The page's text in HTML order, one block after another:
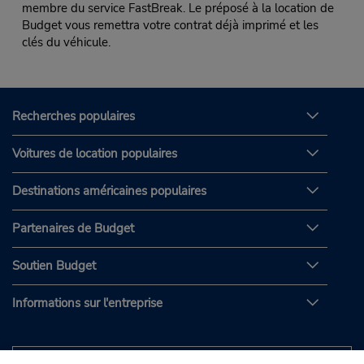
membre du service FastBreak. Le préposé à la location de
Budget vous remettra votre contrat déjà imprimé et les
clés du véhicule.
Recherches populaires
Voitures de location populaires
Destinations américaines populaires
Partenaires de Budget
Soutien Budget
Informations sur l'entreprise